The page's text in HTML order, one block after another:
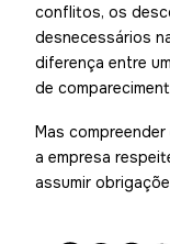
conflitos, os
desnecessários
diferença entre
de
Mas
a empresa
assumir